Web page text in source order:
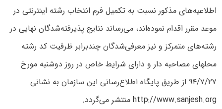
اطلاعیه‌های مذکور نسبت به تکمیل فرم انتخاب رشته اینترنتی در
موعد مقرر اقدام نموده‌اند، می‌رساند نتایج پذیرفته‌شدگان نهایی در
رشته‌های متمرکز و نیز معرفی‌شدگان چندبرابر ظرفیت کد رشته
محلهای مصاحبه دار و دارای شرایط خاص در روز دو‌شنبه مورخ
۹۴/۷/۲۷ از طریق پایگاه اطلاع‌رسانی این سازمان به نشانی
http://www.sanjesh.orgمنتشر می‌گردد.